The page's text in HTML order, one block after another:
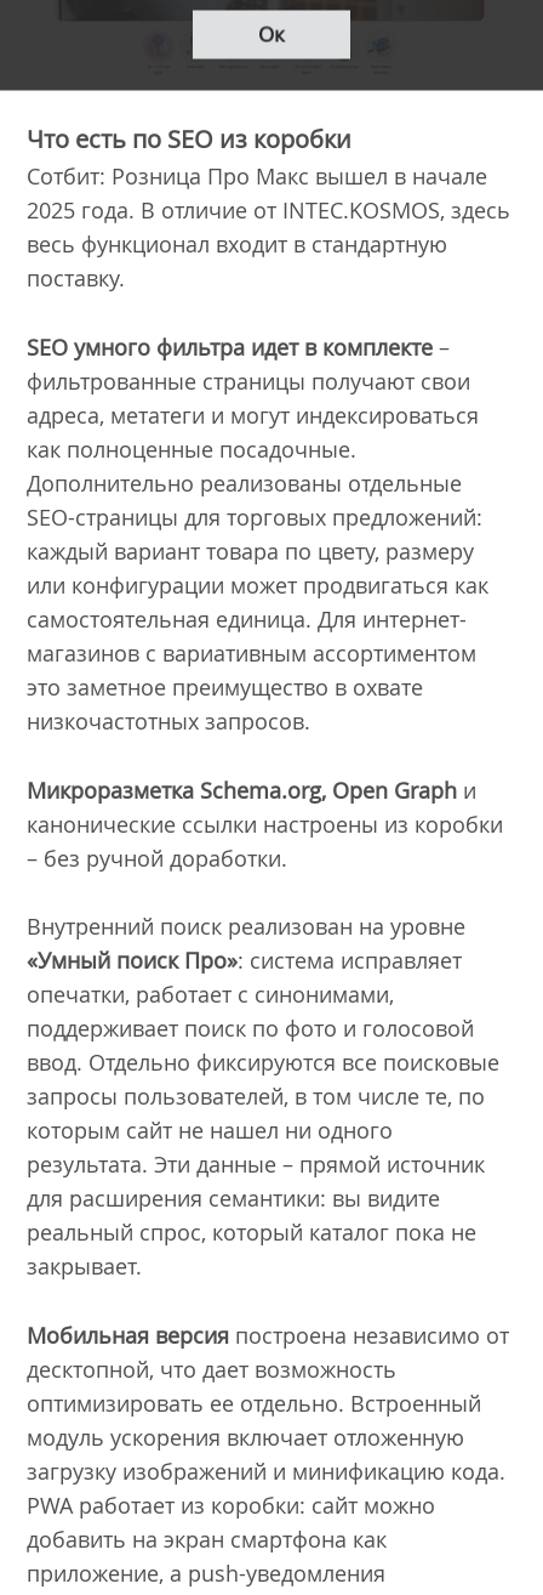
Что есть по SEO из коробки
Сотбит: Розница Про Макс вышел в начале
2025 года. В отличие от INTEC.KOSMOS, здесь
весь функционал входит в стандартную
поставку.
SEO умного фильтра идет в комплекте–
фильтрованные страницы получают свои
адреса, метатеги и могут индексироваться
как полноценные посадочные.
Дополнительно реализованы отдельные
SEO-страницы для торговых предложений:
каждый вариант товара по цвету, размеру
или конфигурации может продвигаться как
самостоятельная единица. Для интернет-
магазинов с вариативным ассортиментом
это заметное преимущество в охвате
низкочастотных запросов.
Микроразметка Schema.org, Open Graph и
канонические ссылки настроены из коробки
– без ручной доработки.
Внутренний поиск реализован на уровне
«Умный поиск Про»: система исправляет
опечатки, работает с синонимами,
поддерживает поиск по фото и голосовой
ввод. Отдельно фиксируются все поисковые
запросы пользователей, в том числе те, по
которым сайт не нашел ни одного
результата. Эти данные – прямой источник
для расширения семантики: вы видите
реальный спрос, который каталог пока не
закрывает.
Мобильная версия построена независимо от
десктопной, что дает возможность
оптимизировать ее отдельно. Встроенный
модуль ускорения включает отложенную
загрузку изображений и минификацию кода.
PWA работает из коробки: сайт можно
добавить на экран смартфона как
приложение, а push-уведомления
Ок